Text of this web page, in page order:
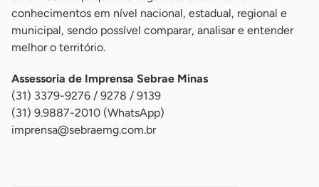
conhecimentos em nível nacional, estadual, regional e
municipal, sendo possível comparar, analisar e entender
melhor o território.
Assessoria de Imprensa Sebrae Minas
(31) 3379-9276 / 9278 / 9139
(31) 9.9887-2010 (WhatsApp)
imprensa@sebraemg.com.br